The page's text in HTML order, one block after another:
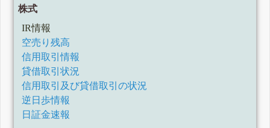
株式
IR情報
空売り残高
信用取引情報
貸借取引状況
信用取引及び貸借取引の状況
逆日歩情報
日証金速報